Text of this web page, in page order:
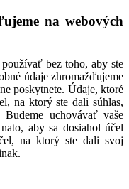
na webových
bez toho, aby ste
údaje zhromažďujeme
poskytnete. Údaje, ktoré
na ktorý ste dali súhlas,
uchovávať vaše
aby sa dosiahol účel
na ktorý ste dali svoj